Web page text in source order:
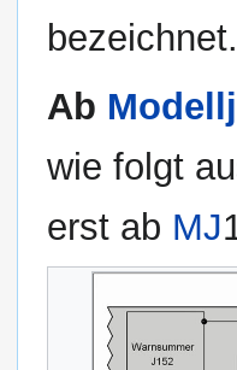
bezeichnet.
Ab
wie folgt
erst ab MJ